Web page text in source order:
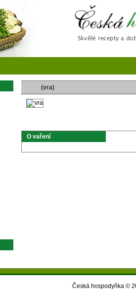
(vra)
O vaření
Česká hospodyňka ©